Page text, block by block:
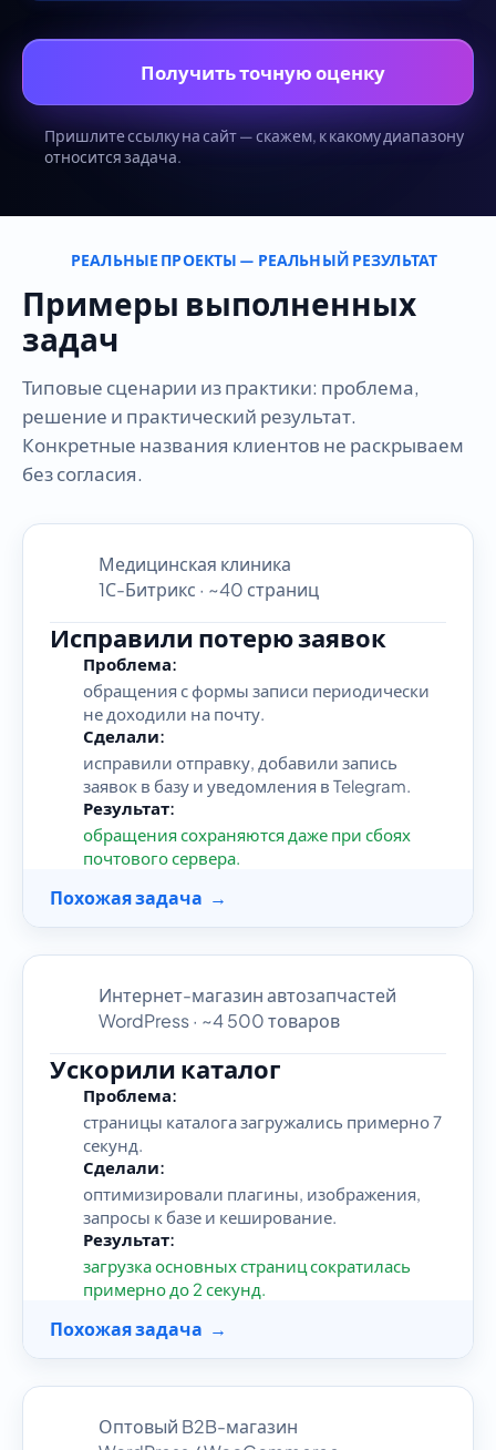
Получить точную оценку
Пришлите ссылку на сайт — скажем, к какому диапазону
относится задача.
РЕАЛЬНЫЕ ПРОЕКТЫ — РЕАЛЬНЫЙ РЕЗУЛЬТАТ
Примеры выполненных
задач
Типовые сценарии из практики: проблема,
решение и практический результат.
Конкретные названия клиентов не раскрываем
без согласия.
Медицинская клиника
1С-Битрикс · ~40 страниц
Исправили потерю заявок
Проблема:
обращения с формы записи периодически
не доходили на почту.
Сделали:
исправили отправку, добавили запись
заявок в базу и уведомления в Telegram.
Результат:
обращения сохраняются даже при сбоях
почтового сервера.
Похожая задача →
Интернет-магазин автозапчастей
WordPress · ~4 500 товаров
Ускорили каталог
Проблема:
страницы каталога загружались примерно 7
секунд.
Сделали:
оптимизировали плагины, изображения,
запросы к базе и кеширование.
Результат:
загрузка основных страниц сократилась
примерно до 2 секунд.
Похожая задача →
Оптовый B2B-магазин